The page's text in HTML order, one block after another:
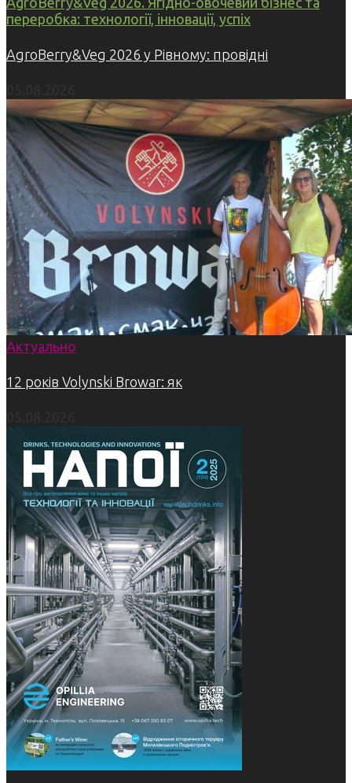
переробка: технології, інновації, успіх
AgroBerry&Veg 2026 у Рівному: провідні
Актуально
12 років Volynski Browar: як